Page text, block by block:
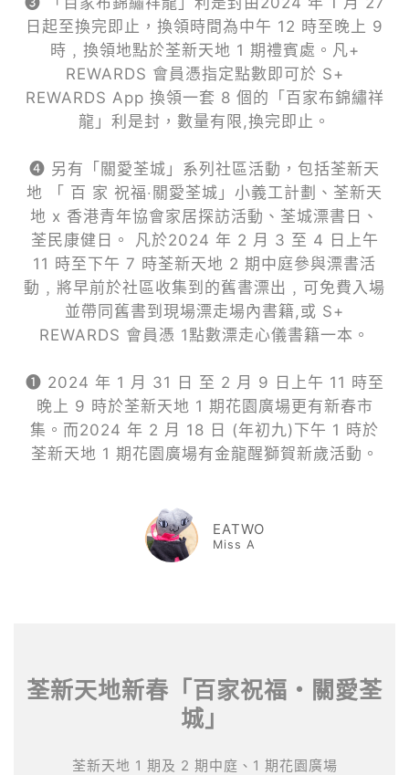
日起至換完即止，換領時間為中午 12 時至晚上 9
時﹐換領地點於荃新天地 1 期禮賓處。凡+
REWARDS 會員憑指定點數即可於 S+
REWARDS App 換領一套 8 個的「百家布錦繡祥
龍」利是封，數量有限,換完即止。
❹ 另有「關愛荃城」系列社區活動，包括荃新天
地 「 百 家 祝福‧關愛荃城」小義工計劃、荃新天
地 x 香港青年協會家居探訪活動、荃城漂書日、
荃民康健日。 凡於2024 年 2 月 3 至 4 日上午
11 時至下午 7 時荃新天地 2 期中庭參與漂書活
動﹐將早前於社區收集到的舊書漂出﹐可免費入場
並帶同舊書到現場漂走場內書籍,或 S+
REWARDS 會員憑 1點數漂走心儀書籍一本。
❶ 2024 年 1 月 31 日 至 2 月 9 日上午 11 時至
晚上 9 時於荃新天地 1 期花園廣場更有新春市
集。而2024 年 2 月 18 日 (年初九)下午 1 時於
荃新天地 1 期花園廣場有金龍醒獅賀新歲活動。
EATWO
Miss A
荃新天地新春「百家祝福‧關愛荃
城」
荃新天地 1 期及 2 期中庭、1 期花園廣場